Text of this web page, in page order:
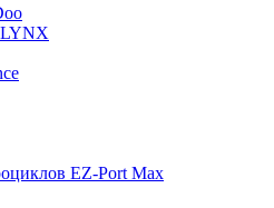
EZ-Port Max